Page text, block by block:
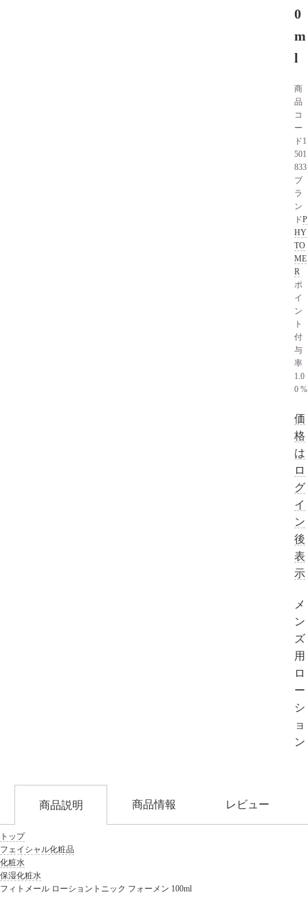
トップ
フェイシャル化粧品
化粧水
保湿化粧水
フィトメール ローショントニック フォーメン 100ml
0
m
l
商
品
コ
ー
ド1
501
833
ブ
ラ
ン
ドP
HY
TO
ME
R
ポ
イ
ン
ト
付
与
率
1.0
0 %
価
格
は
ロ
グ
イ
ン
後
表
示
メ
ン
ズ
用
ロ
ー
シ
ョ
ン
商品説明 商品情報 レビュー